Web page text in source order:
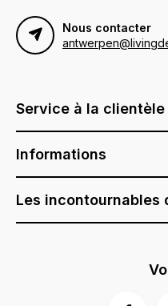
Nous contacter
Service à la clientèle
Informations
Les incontournables